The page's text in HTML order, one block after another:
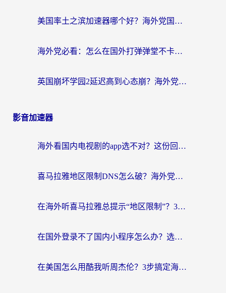
美国率土之滨加速器哪个好？海外党国服游戏畅玩终极指南（附多游戏解决方案）
海外党必看：怎么在国外打弹弹堂不卡？番茄加速器亲测指南
英国崩坏学园2延迟高到心态崩？海外党国服游戏加速终极指南
影音加速器
海外看国内电视剧的app选不对？这份回国加速器避坑指南帮你流畅追剧
喜马拉雅地区限制DNS怎么破？海外党听国内音乐听书的终极解决方案
在海外听喜马拉雅总提示“地区限制”？3步轻松解除+听国内音乐全攻略
在国外登录不了国内小程序怎么办？选对回国加速器，轻松解锁国内资源
在美国怎么用酷我听周杰伦？3步搞定海外听歌难题